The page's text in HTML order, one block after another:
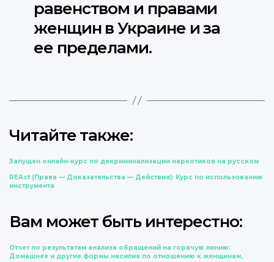
равенством и правами
женщин в Украине и за
ее пределами.
Читайте также:
Запущен онлайн-курс по декриминализации наркотиков на русском
REAct (Права — Доказательства — Действия): Курс по использованию
инструмента
Вам может быть интерестно:
Отчет по результатам анализа обращений на горячую линию:
Домашнее и другие формы насилия по отношению к женщинам,